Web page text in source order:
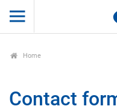
Home
Contact